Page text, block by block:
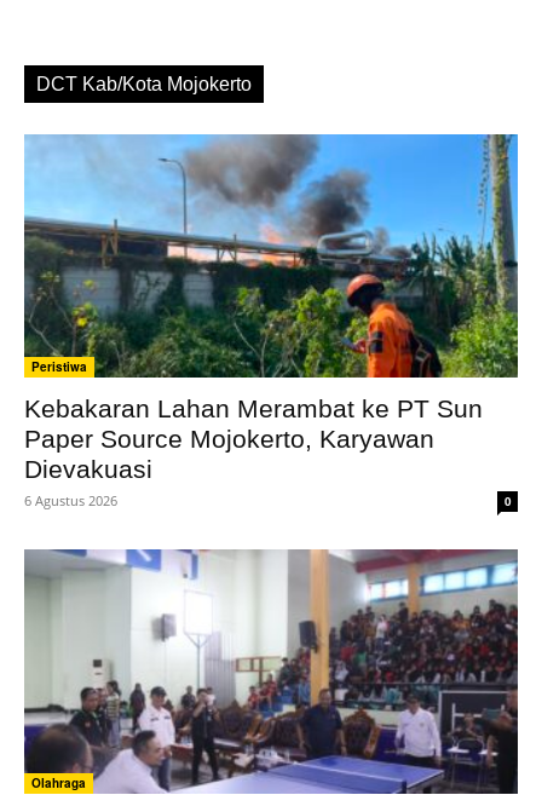
DCT Kab/Kota Mojokerto
Peristiwa
Kebakaran Lahan Merambat ke PT Sun
Paper Source Mojokerto, Karyawan
Dievakuasi
6 Agustus 2026 0
Olahraga